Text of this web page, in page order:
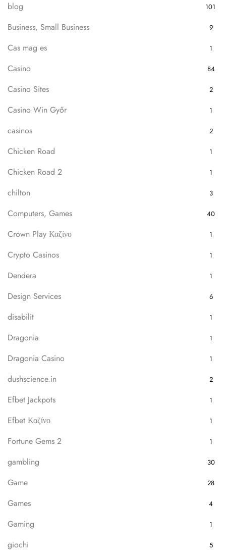
blog 101
Business, Small Business 9
Cas mag es 1
Casino 84
Casino Sites 2
Casino Win Győr 1
casinos 2
Chicken Road 1
Chicken Road 2 1
chilton 3
Computers, Games 40
Crown Play Καζίνο 1
Crypto Casinos 1
Dendera 1
Design Services 6
disabilit 1
Dragonia 1
Dragonia Casino 1
dushscience.in 2
Efbet Jackpots 1
Efbet Καζίνο 1
Fortune Gems 2 1
gambling 30
Game 28
Games 4
Gaming 1
giochi 5